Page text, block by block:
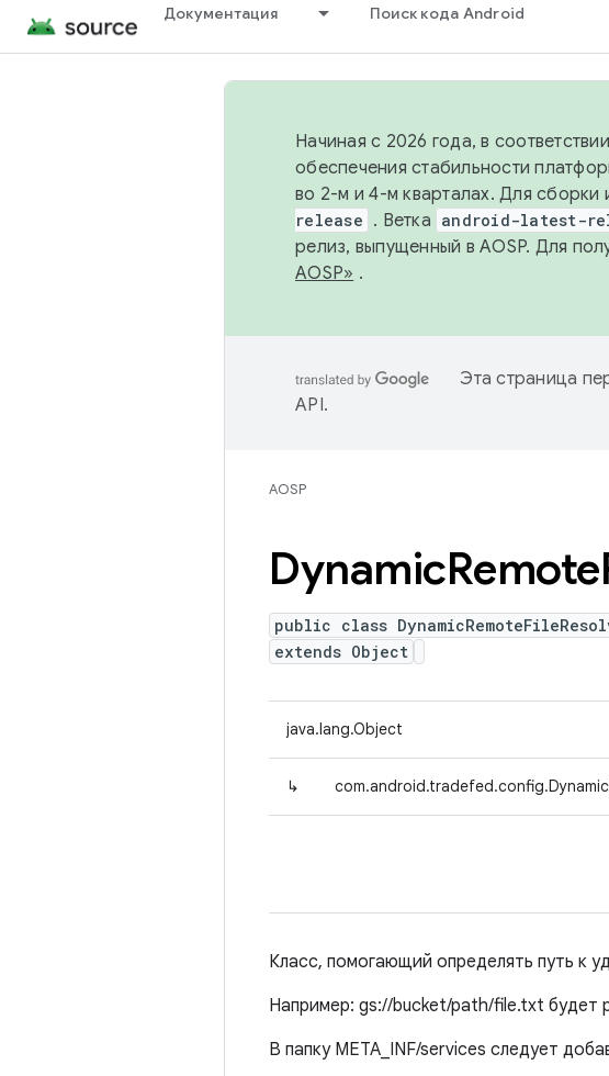
Документация Поиск кода Android
Начиная с 2026 года, в
обеспечения стабильности
во 2-м и 4-м кварталах. Для сборки
release . Ветка android-latest-
релиз, выпущенный в AOSP. Для
AOSP» .
Эта страница
API.
AOSP
DynamicRemote
public class
extends Object
java.lang.Object
↳
Класс, помогающий определять путь к
Например: gs://bucket/path/file.txt будет
В папку META_INF/services следует